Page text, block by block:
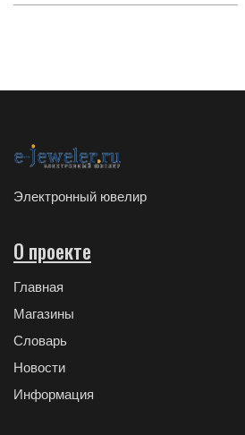
Электронный ювелир
О проекте
Главная
Магазины
Словарь
Новости
Информация